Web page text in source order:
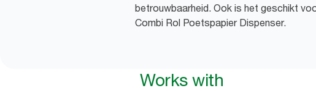
betrouwbaarheid. Ook is het geschikt
Combi Rol Poetspapier Dispenser.
Works with